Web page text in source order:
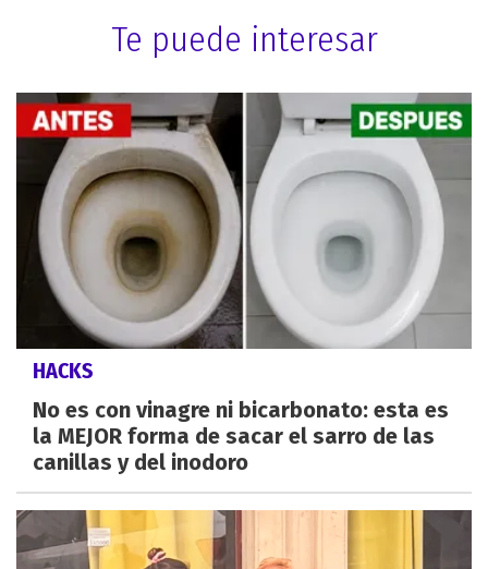
Te puede interesar
HACKS
No es con vinagre ni bicarbonato: esta es
la MEJOR forma de sacar el sarro de las
canillas y del inodoro